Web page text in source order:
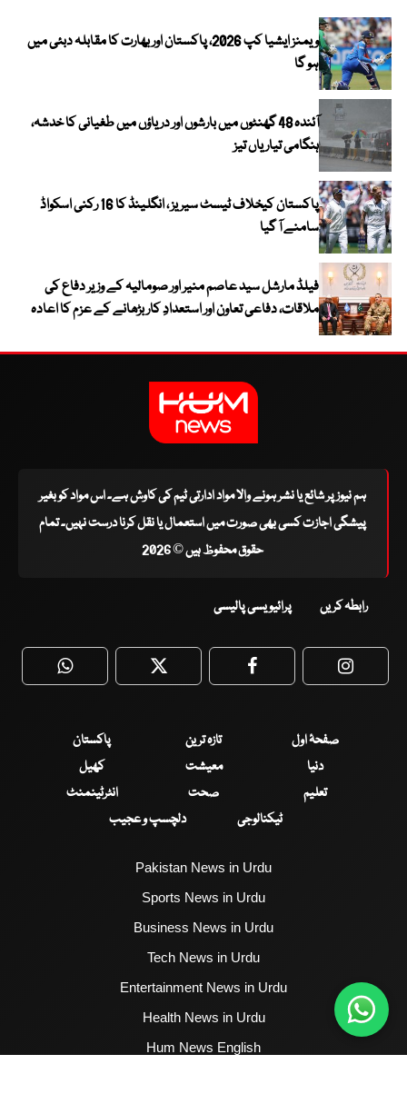
ویمنز ایشیا کپ 2026، پاکستان اور بھارت کا مقابلہ دبئی میں
ہو گا
آئندہ 48 گھنٹوں میں بارشوں اور دریاؤں میں طغیانی کا خدشہ،
ہنگامی تیاریاں تیز
پاکستان کیخلاف ٹیسٹ سیریز ، انگلینڈ کا 16 رکنی اسکواڈ
سامنے آ گیا
فیلڈ مارشل سید عاصم منیر اور صومالیہ کے وزیر دفاع کی
ملاقات، دفاعی تعاون اور استعدادِ کار بڑھانے کے عزم کا اعادہ
ہم نیوز پر شائع یا نشر ہونے والا مواد ادارتی ٹیم کی کاوش ہے۔ اس مواد کو بغیر
پیشگی اجازت کسی بھی صورت میں استعمال یا نقل کرنا درست نہیں۔ تمام
حقوق محفوظ ہیں © 2026
رابطہ کریں پرائیویسی پالیسی
WhatsApp Twitter Facebook
صفحۂ اول تازہ ترین
پاکستان
دنیا
معیشت
کھیل
تعلیم
صحت
انٹرٹینمنٹ
ٹیکنالوجی
دلچسپ و عجیب
Pakistan News in Urdu
Sports News in Urdu
Business News in Urdu
Tech News in Urdu
Entertainment News in Urdu
Health News in Urdu
Hum News English